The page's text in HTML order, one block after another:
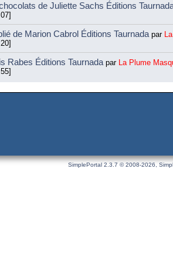
de Juliette Sachs Éditions
de Marion Cabrol Éditions Taurnada par
Rabes Éditions Taurnada par La Plume
SimplePortal 2.3.7 © 2008-2026,